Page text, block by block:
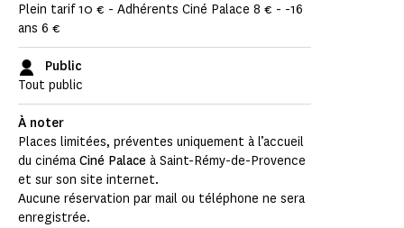
Plein tarif 10 € - Adhérents Ciné Palace 8 € - -16
ans 6 €
Public
Tout public
À noter
Places limitées, préventes uniquement à l’accueil
du cinéma Ciné Palace à Saint-Rémy-de-Provence
et sur son site internet.
Aucune réservation par mail ou téléphone ne sera
enregistrée.